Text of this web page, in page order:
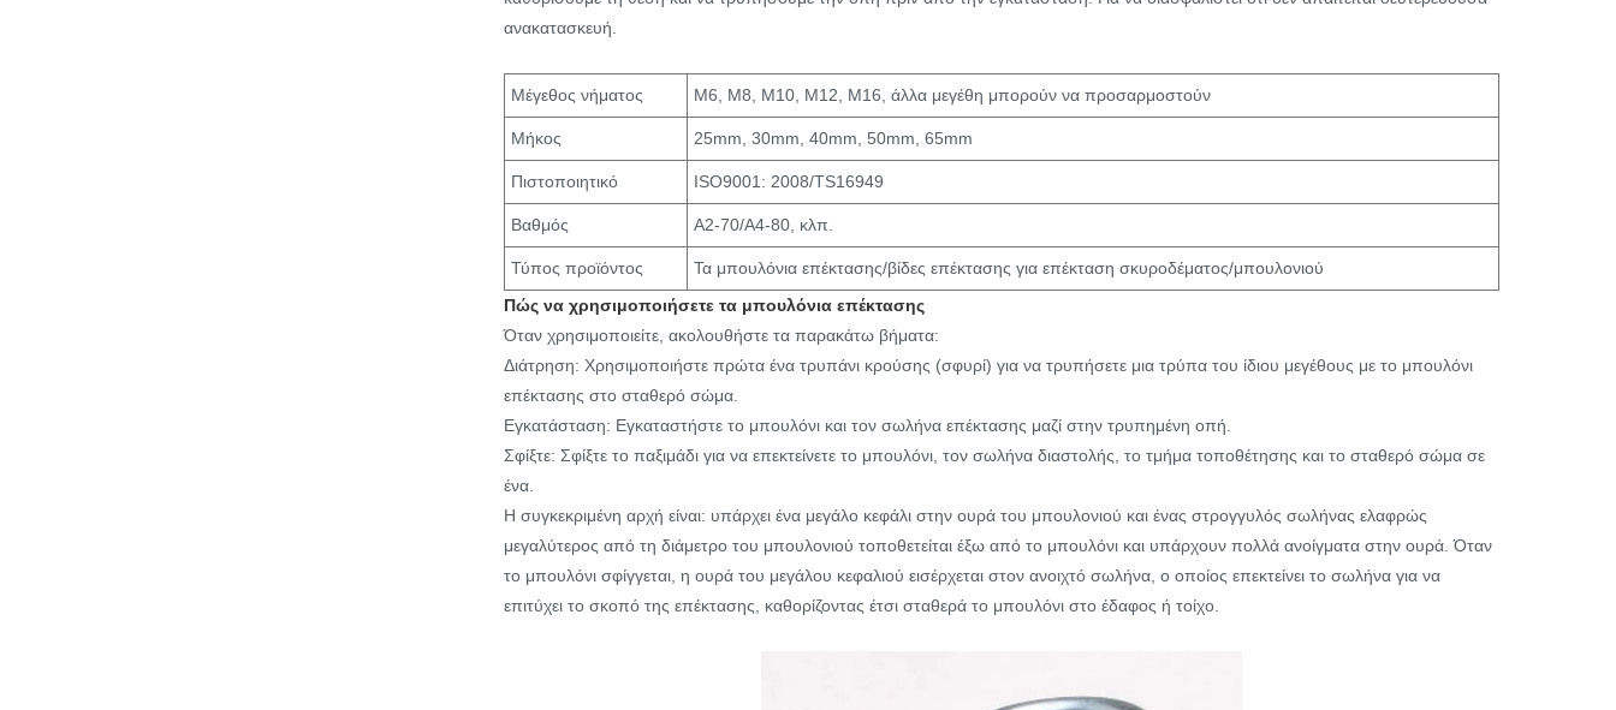
ανακατασκευή.
Μέγεθος νήματος M6, M8, M10, M12, M16, άλλα μεγέθη μπορούν να προσαρμοστούν
Μήκος 25mm, 30mm, 40mm, 50mm, 65mm
Πιστοποιητικό ISO9001: 2008/TS16949
Βαθμός A2-70/A4-80, κλπ.
Τύπος προϊόντος
Τα μπουλόνια επέκτασης/βίδες επέκτασης για επέκταση σκυροδέματος/μπουλονιού
Πώς να χρησιμοποιήσετε τα μπουλόνια επέκτασης
Όταν χρησιμοποιείτε, ακολουθήστε τα παρακάτω βήματα:
Διάτρηση: Χρησιμοποιήστε πρώτα ένα τρυπάνι κρούσης (σφυρί) για να τρυπήσετε μια τρύπα του ίδιου μεγέθους με το μπουλόνι
επέκτασης στο σταθερό σώμα.
Εγκατάσταση: Εγκαταστήστε το μπουλόνι και τον σωλήνα επέκτασης μαζί στην τρυπημένη οπή.
Σφίξτε: Σφίξτε το παξιμάδι για να επεκτείνετε το μπουλόνι, τον σωλήνα διαστολής, το τμήμα τοποθέτησης και το σταθερό σώμα σε
ένα.
Η συγκεκριμένη αρχή είναι: υπάρχει ένα μεγάλο κεφάλι στην ουρά του μπουλονιού και ένας στρογγυλός σωλήνας ελαφρώς
μεγαλύτερος από τη διάμετρο του μπουλονιού τοποθετείται έξω από το μπουλόνι και υπάρχουν πολλά ανοίγματα στην ουρά. Όταν
το μπουλόνι σφίγγεται, η ουρά του μεγάλου κεφαλιού εισέρχεται στον ανοιχτό σωλήνα, ο οποίος επεκτείνει το σωλήνα για να
επιτύχει το σκοπό της επέκτασης, καθορίζοντας έτσι σταθερά το μπουλόνι στο έδαφος ή τοίχο.